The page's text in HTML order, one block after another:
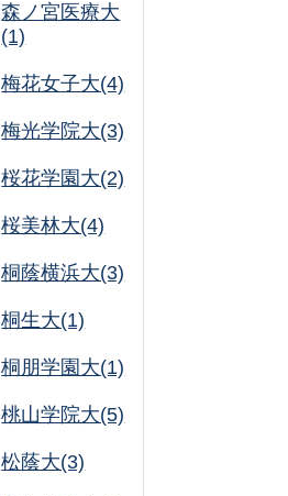
森ノ宮医療大
(1)
梅花女子大(4)
梅光学院大(3)
桜花学園大(2)
桜美林大(4)
桐蔭横浜大(3)
桐生大(1)
桐朋学園大(1)
桃山学院大(5)
松蔭大(3)